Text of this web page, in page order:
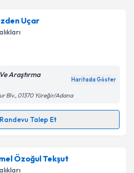
Talebini Gönder
için randevu takvimi talebi
randevu almanız için bir
e-posta ile bilgilendireceğiz.
işlenmesine ilişkinAydınlatma
ve kişisel verilerimin belirtilen
kabul ediyorum.
Talebini Gönder
Uçar
Araştırma
Haritada Göster
Blv., 01370 Yüreğir/Adana
Randevu Talep Et
Talebi
Uçariçin randevu takvimi talebi
randevu almanız için bir
Özoğul Tekşut